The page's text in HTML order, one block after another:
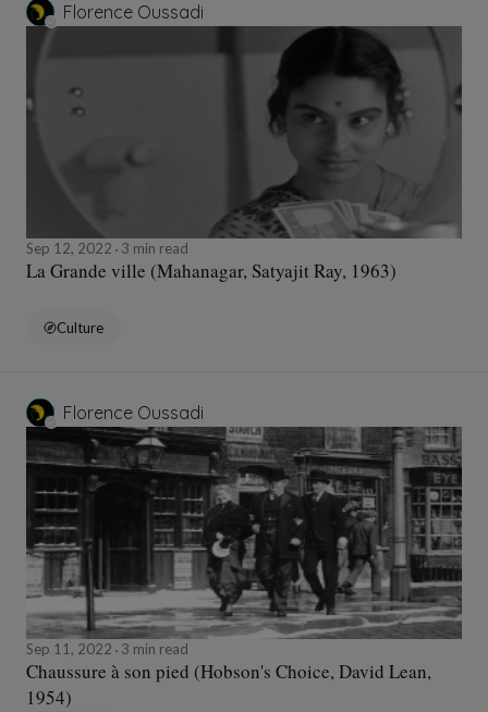
Florence Oussadi
Sep 12, 2022 3 min read
La Grande ville (Mahanagar, Satyajit Ray, 1963)
Culture
Florence Oussadi
Sep 11, 2022 3 min read
Chaussure à son pied (Hobson's Choice, David Lean,
1954)